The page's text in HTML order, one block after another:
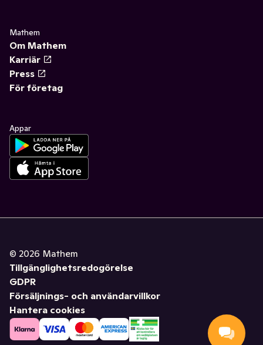
Mathem
Om Mathem
Karriär
Press
För företag
Appar
© 2026 Mathem
Tillgänglighetsredogörelse
GDPR
Försäljnings- och användarvillkor
Hantera cookies